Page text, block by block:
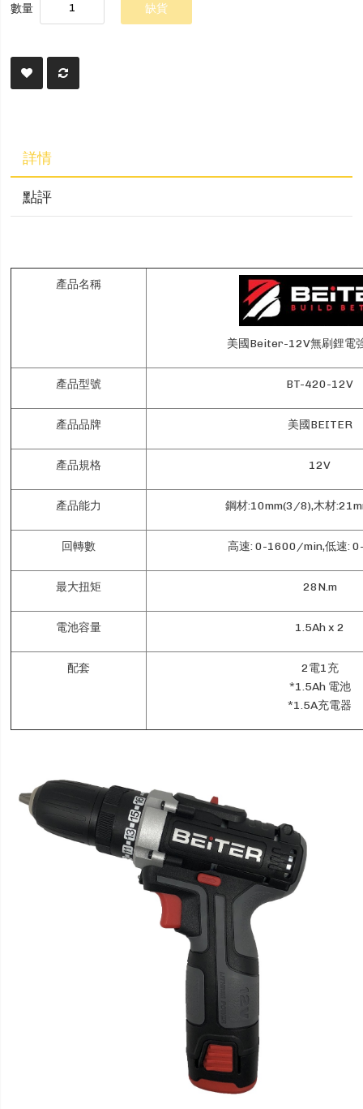
數量 缺貨
詳情
點評
產品名稱
美國Beiter-12V無刷鋰電
產品型號 BT-420-12V
產品品牌 美國BEITER
產品規格 12V
產品能力 鋼材:10mm(3/8),木材
回轉數 高速: 0-1600/min,低速:
最大扭矩 28N.m
電池容量 1.5Ah x 2
配套
2電1充
*1.5Ah 電池
*1.5A充電器